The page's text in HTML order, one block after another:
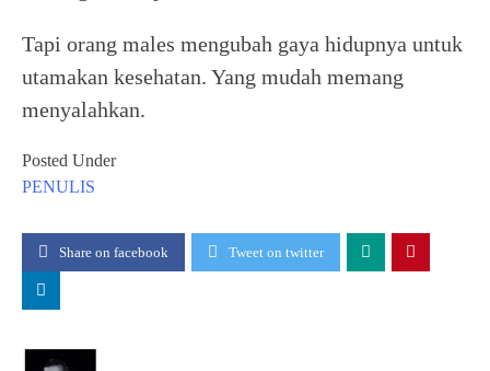
Tapi orang males mengubah gaya hidupnya untuk
utamakan kesehatan. Yang mudah memang
menyalahkan.
Posted Under
PENULIS
Share on facebook Tweet on twitter